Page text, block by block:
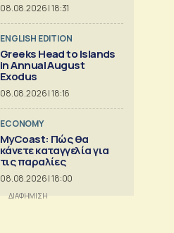
08.08.2026 | 18:31
ENGLISH EDITION
Greeks Head to Islands
in Annual August
Exodus
08.08.2026 | 18:16
ECONOMY
MyCoast: Πώς θα
κάνετε καταγγελία για
τις παραλίες
08.08.2026 | 18:00